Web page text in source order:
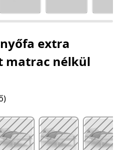
extra
matrac nélkül